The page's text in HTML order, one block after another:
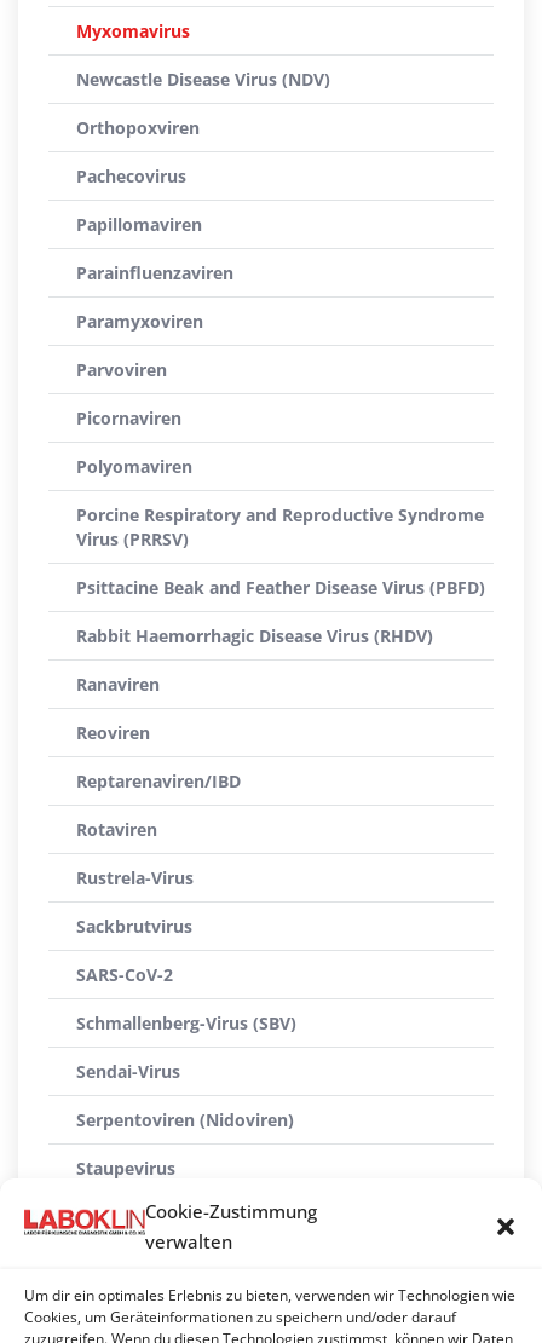
Cookie-Zustimmung
verwalten
Um dir ein optimales Erlebnis zu bieten, verwenden wir Technologien wie
Cookies, um Geräteinformationen zu speichern und/oder darauf
zuzugreifen. Wenn du diesen Technologien zustimmst, können wir Daten
Myxomavirus
Newcastle Disease Virus (NDV)
Orthopoxviren
Pachecovirus
Papillomaviren
Parainfluenzaviren
Paramyxoviren
Parvoviren
Picornaviren
Polyomaviren
Porcine Respiratory and Reproductive Syndrome
Virus (PRRSV)
Psittacine Beak and Feather Disease Virus (PBFD)
Rabbit Haemorrhagic Disease Virus (RHDV)
Ranaviren
Reoviren
Reptarenaviren/IBD
Rotaviren
Rustrela-Virus
Sackbrutvirus
SARS-CoV-2
Schmallenberg-Virus (SBV)
Sendai-Virus
Serpentoviren (Nidoviren)
Staupevirus
Sunshinevirus
Usutuvirus